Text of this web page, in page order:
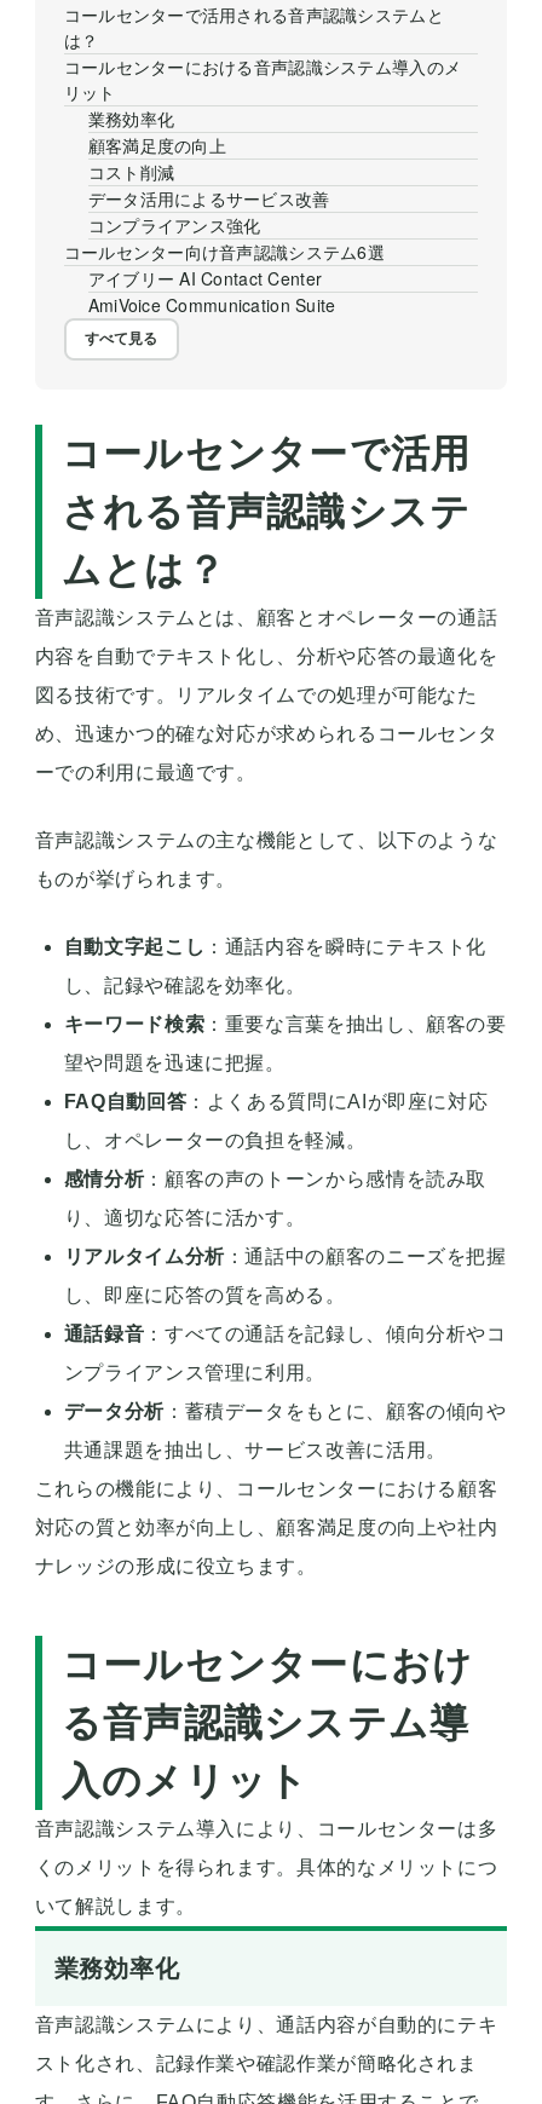
コールセンターで活用される音声認識システムと
は？
コールセンターにおける音声認識システム導入のメ
リット
業務効率化
顧客満足度の向上
コスト削減
データ活用によるサービス改善
コンプライアンス強化
コールセンター向け音声認識システム6選
アイブリー AI Contact Center
AmiVoice Communication Suite
すべて見る
コールセンターで活用
される音声認識システ
ムとは？
音声認識システムとは、顧客とオペレーターの通話
内容を自動でテキスト化し、分析や応答の最適化を
図る技術です。リアルタイムでの処理が可能なた
め、迅速かつ的確な対応が求められるコールセンタ
ーでの利用に最適です。
音声認識システムの主な機能として、以下のような
ものが挙げられます。
自動文字起こし ：通話内容を瞬時にテキスト化
し、記録や確認を効率化。
キーワード検索 ：重要な言葉を抽出し、顧客の要
望や問題を迅速に把握。
FAQ自動回答 ：よくある質問にAIが即座に対応
し、オペレーターの負担を軽減。
感情分析：顧客の声のトーンから感情を読み取
り、適切な応答に活かす。
リアルタイム分析：通話中の顧客のニーズを把握
し、即座に応答の質を高める。
通話録音 ：すべての通話を記録し、傾向分析やコ
ンプライアンス管理に利用。
データ分析：蓄積データをもとに、顧客の傾向や
共通課題を抽出し、サービス改善に活用。
これらの機能により、コールセンターにおける顧客
対応の質と効率が向上し、顧客満足度の向上や社内
ナレッジの形成に役立ちます。
コールセンターにおけ
る音声認識システム導
入のメリット
音声認識システム導入により、コールセンターは多
くのメリットを得られます。具体的なメリットにつ
いて解説します。
業務効率化
音声認識システムにより、通話内容が自動的にテキ
スト化され、記録作業や確認作業が簡略化されま